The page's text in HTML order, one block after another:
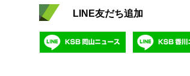
LINE友だち追加